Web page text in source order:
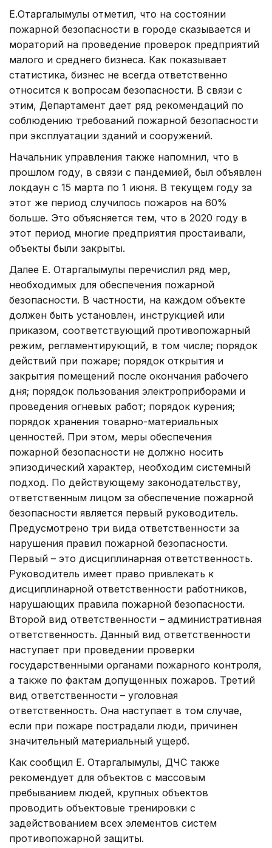
Е.Отаргалымулы отметил, что на состоянии
пожарной безопасности в городе сказывается и
мораторий на проведение проверок предприятий
малого и среднего бизнеса. Как показывает
статистика, бизнес не всегда ответственно
относится к вопросам безопасности. В связи с
этим, Департамент дает ряд рекомендаций по
соблюдению требований пожарной безопасности
при эксплуатации зданий и сооружений.
Начальник управления также напомнил, что в
прошлом году, в связи с пандемией, был объявлен
локдаун с 15 марта по 1 июня. В текущем году за
этот же период случилось пожаров на 60%
больше. Это объясняется тем, что в 2020 году в
этот период многие предприятия простаивали,
объекты были закрыты.
Далее Е. Отаргалымулы перечислил ряд мер,
необходимых для обеспечения пожарной
безопасности. В частности, на каждом объекте
должен быть установлен, инструкцией или
приказом, соответствующий противопожарный
режим, регламентирующий, в том числе; порядок
действий при пожаре; порядок открытия и
закрытия помещений после окончания рабочего
дня; порядок пользования электроприборами и
проведения огневых работ; порядок курения;
порядок хранения товарно-материальных
ценностей. При этом, меры обеспечения
пожарной безопасности не должно носить
эпизодический характер, необходим системный
подход. По действующему законодательству,
ответственным лицом за обеспечение пожарной
безопасности является первый руководитель.
Предусмотрено три вида ответственности за
нарушения правил пожарной безопасности.
Первый – это дисциплинарная ответственность.
Руководитель имеет право привлекать к
дисциплинарной ответственности работников,
нарушающих правила пожарной безопасности.
Второй вид ответственности – административная
ответственность. Данный вид ответственности
наступает при проведении проверки
государственными органами пожарного контроля,
а также по фактам допущенных пожаров. Третий
вид ответственности – уголовная
ответственность. Она наступает в том случае,
если при пожаре пострадали люди, причинен
значительный материальный ущерб.
Как сообщил Е. Отаргалымулы, ДЧС также
рекомендует для объектов с массовым
пребыванием людей, крупных объектов
проводить объектовые тренировки с
задействованием всех элементов систем
противопожарной защиты.